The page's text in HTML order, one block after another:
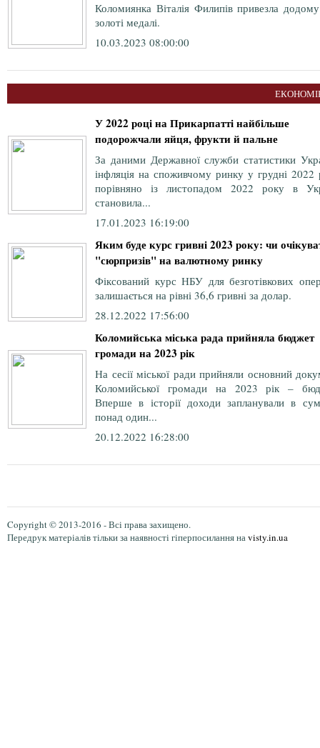
Коломиянка Віталія Филипів привезла
золоті медалі.
10.03.2023 08:00:00
У 2022 році на Прикарпатті найбільше
подорожчали яйця, фрукти й пальне
За даними Державної служби статистики
інфляція на споживчому ринку у грудні 2022
порівняно із листопадом 2022 року в
становила...
17.01.2023 16:19:00
Яким буде курс гривні 2023 року: чи
"сюрпризів" на валютному ринку
Фіксований курс НБУ для безготівкових
залишається на рівні 36,6 гривні за долар.
28.12.2022 17:56:00
Коломийська міська рада прийняла бюджет
громади на 2023 рік
На сесії міської ради прийняли основний
Коломийської громади на 2023 рік –
Вперше в історії доходи запланували в
понад один...
20.12.2022 16:28:00
Copyright © 2013-2016 - Всі права захищено.
Передрук матеріалів тільки за наявності гіперпосилання наvisty.in.ua